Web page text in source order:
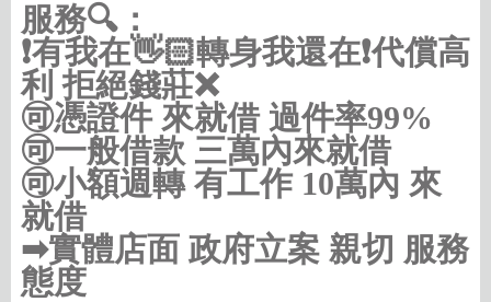
服務🔍：
❗️有我在👋🏻轉身我還在❗️代償高
利 拒絕錢莊❌
🉑憑證件 來就借 過件率99%
🉑一般借款 三萬內來就借
🉑小額週轉 有工作 10萬內 來
就借
➡實體店面 政府立案 親切 服務
態度